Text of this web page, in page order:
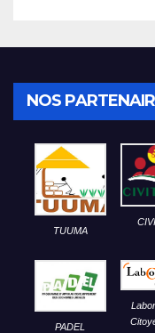
NOS
TUUMA
PADEL